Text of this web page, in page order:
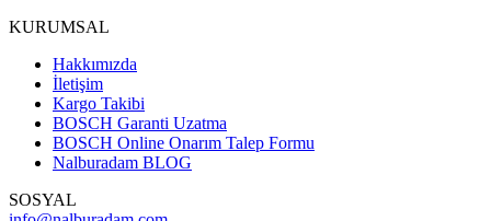
KURUMSAL
Hakkımızda
İletişim
Kargo Takibi
BOSCH Garanti Uzatma
BOSCH Online Onarım Talep Formu
Nalburadam BLOG
SOSYAL